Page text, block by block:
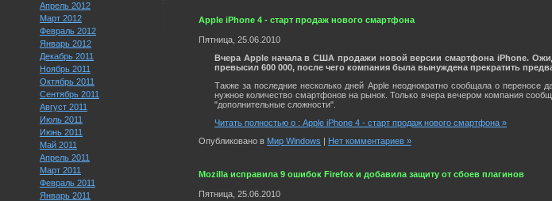
Апрель 2012
Март 2012
Февраль 2012
Январь 2012
Декабрь 2011
Ноябрь 2011
Октябрь 2011
Сентябрь 2011
Август 2011
Июль 2011
Июнь 2011
Май 2011
Апрель 2011
Март 2011
Февраль 2011
Январь 2011
Apple iPhone 4 - старт продаж нового смартфона
Пятница, 25.06.2010
Вчера Apple начала в США продажи новой версии смартфона iPhone.
превысил 600 000, после чего компания была вынуждена прекратить
Также за последние несколько дней Apple неоднократно сообщала о переносе
нужное количество смартфонов на рынок. Только вчера вечером компания
"дополнительные сложности".
Читать полностью о : Apple iPhone 4 - старт продаж нового смартфона »
Опубликовано в Мир Windows | Нет комментариев »
Mozilla исправила 9 ошибок Firefox и добавила защиту от сбоев плагинов
Пятница, 25.06.2010